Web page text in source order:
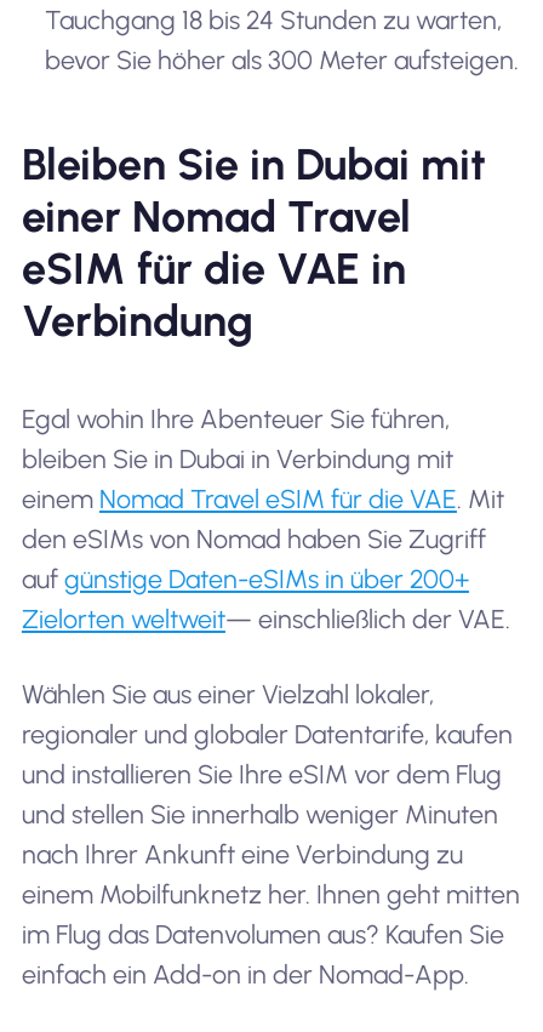
Tauchgang 18 bis 24 Stunden zu warten,
bevor Sie höher als 300 Meter aufsteigen.
Bleiben Sie in Dubai mit
einer Nomad Travel
eSIM für die VAE in
Verbindung
Egal wohin Ihre Abenteuer Sie führen,
bleiben Sie in Dubai in Verbindung mit
einem Nomad Travel eSIM für die VAE. Mit
den eSIMs von Nomad haben Sie Zugriff
auf günstige Daten-eSIMs in über 200+
Zielorten weltweit— einschließlich der VAE.
Wählen Sie aus einer Vielzahl lokaler,
regionaler und globaler Datentarife, kaufen
und installieren Sie Ihre eSIM vor dem Flug
und stellen Sie innerhalb weniger Minuten
nach Ihrer Ankunft eine Verbindung zu
einem Mobilfunknetz her. Ihnen geht mitten
im Flug das Datenvolumen aus? Kaufen Sie
einfach ein Add-on in der Nomad-App.